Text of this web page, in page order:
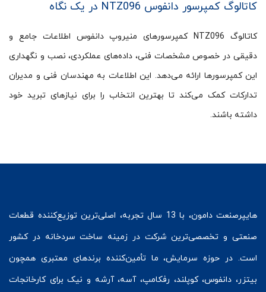
کاتالوگ کمپرسور دانفوس NTZ096 در یک نگاه
کاتالوگ NTZ096 کمپرسورهای منیروپ دانفوس اطلاعات جامع و
دقیقی در خصوص مشخصات فنی، داده‌های عملکردی، نصب و نگهداری
این کمپرسورها ارائه می‌دهد. این اطلاعات به مهندسان فنی و مدیران
تدارکات کمک می‌کند تا بهترین انتخاب را برای نیازهای تبرید خود
داشته باشند.
هایپرصنعت
دامون، با 13 سال تجربه، اصلی‌ترین توزیع‌کننده قطعات
صنعتی و تخصصی‌ترین شرکت در زمینه ساخت سردخانه در کشور
است. در حوزه سرمایش، ما تأمین‌کننده برندهای معتبری همچون
بیتزر، دانفوس،کوپلند، رفکامپ، آسه، آرشه و نیک برای کارخانجات